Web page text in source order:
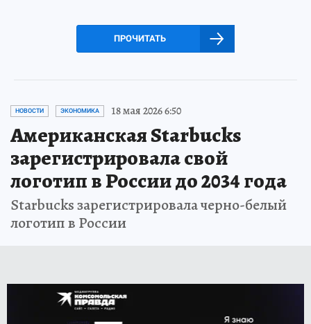
ПРОЧИТАТЬ
НОВОСТИ ЭКОНОМИКА 18 мая 2026 6:50
Американская Starbucks
зарегистрировала свой
логотип в России до 2034 года
Starbucks зарегистрировала черно-белый
логотип в России